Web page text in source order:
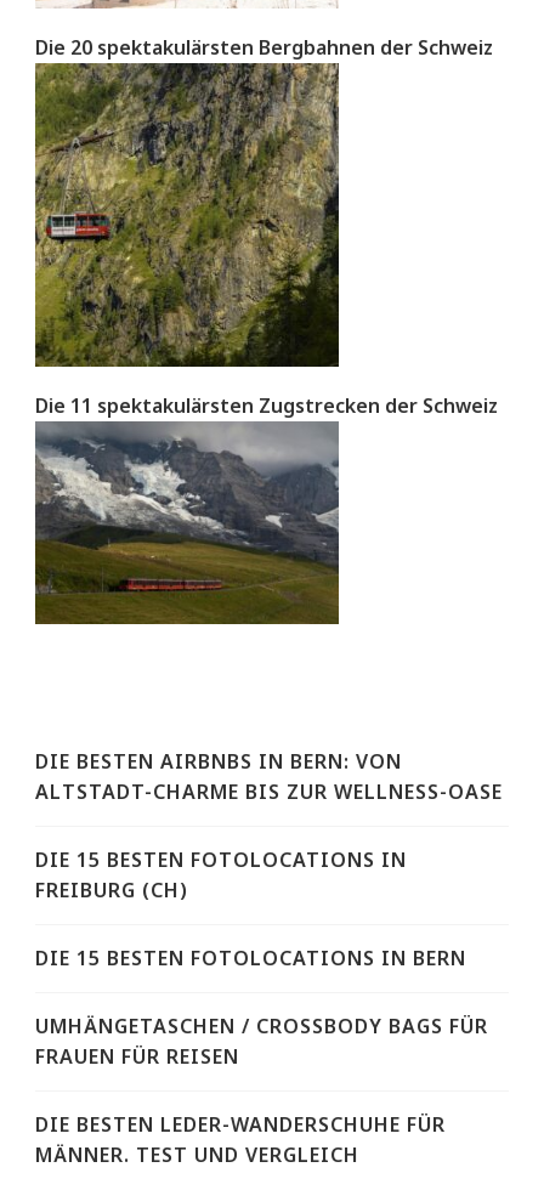
Die 20 spektakulärsten Bergbahnen der Schweiz
Die 11 spektakulärsten Zugstrecken der Schweiz
DIE BESTEN AIRBNBS IN BERN: VON
ALTSTADT-CHARME BIS ZUR WELLNESS-OASE
DIE 15 BESTEN FOTOLOCATIONS IN
FREIBURG (CH)
DIE 15 BESTEN FOTOLOCATIONS IN BERN
UMHÄNGETASCHEN / CROSSBODY BAGS FÜR
FRAUEN FÜR REISEN
DIE BESTEN LEDER-WANDERSCHUHE FÜR
MÄNNER. TEST UND VERGLEICH